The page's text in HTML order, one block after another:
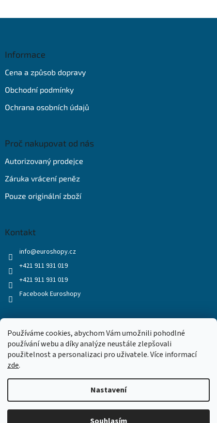
Používáme cookies, abychom Vám umožnili pohodlné
používání webu a díky analýze neustále zlepšovali
použitelnost a personalizaci pro uživatele. Více informací
zde.
Nastavení
Informace
Cena a způsob dopravy
Obchodní podmínky
Ochrana osobních údajů
Proč nakupovat od nás
Autorizovaný prodejce
Záruka vrácení peněz
Pouze originální zboží
Kontakt
info@euroshopy.cz
+421 911 931 019
+421 911 931 019
Facebook Euroshopy
Vytvořil Shoptet